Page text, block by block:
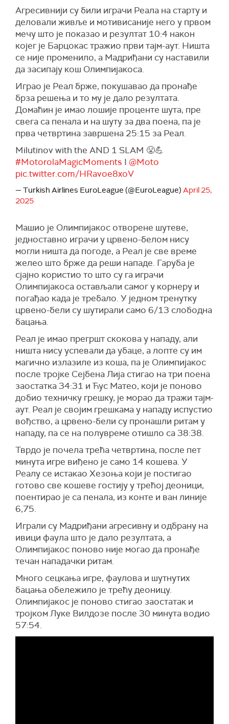
Агресивнији су били играчи Реала на старту и
деловали живље и мотивисаније него у првом
мечу што је показао и резултат 10:4 након
којег је Барцокас тражио први тајм-аут. Ништа
се није променило, а Мадриђани су наставили
да засипају кош Олимпијакоса.
Играо је Реал брже, покушавао да пронађе
брза решења и то му је дало резултата.
Домаћин је имао лошије проценте шута, пре
свега са пенала и на шуту за два поена, па је
прва четвртина завршена 25:15 за Реал.
Milutinov with the AND 1 SLAM 😤💪
#MotorolaMagicMoments I @Moto
pic.twitter.com/HRavoe8xoV
— Turkish Airlines EuroLeague (@EuroLeague) April 25,
2025
Машио је Олимпијакос отворене шутеве,
једноставно играчи у црвено-белом нису
могли ништа да погоде, а Реал је све време
желео што брже да реши нападе. Гаруба је
сјајно користио то што су га играчи
Олимпијакоса остављали самог у корнеру и
погађао када је требало. У једном тренутку
црвено-бели су шутирали само 6/13 слободна
бацања.
Реал је имао прегршт скокова у нападу, али
ништа нису успевали да убаце, а лопте су им
магично излазиле из коша, па је Олимпијакос
после тројке Сејбена Лија стигао на три поена
заостатка 34:31 и Ћус Матео, који је поново
добио техничку грешку, је морао да тражи тајм-
аут. Реал је својим грешкама у нападу испустио
вођство, а црвено-бели су пронашли ритам у
нападу, па се на полувреме отишло са 38:38.
Тврдо је почела трећа четвртина, после пет
минута игре виђено је само 14 кошева. У
Реалу се истакао Хезоња који је постигао
готово све кошеве гостију у трећој деоници,
поентирао је са пенала, из конте и ван линије
6,75.
Играли су Мадриђани агресивну и одбрану на
ивици фаула што је дало резултата, а
Олимпијакос поново није могао да пронађе
течан нападачки ритам.
Много сецкања игре, фаулова и шутнутих
бацања обележило је трећу деоницу.
Олимпијакос је поново стигао заостатак и
тројком Луке Вилдозе после 30 минута водио
57:54.